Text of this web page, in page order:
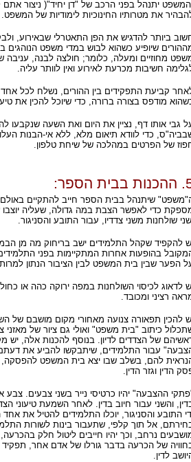
יתנהל בפני הרכב של "דן יחיד"( ניצור
את מטרותיו החינוכיות לימודיות של המשפט.
ביותר להדגיש את הפן התאטרלי שבאירוע,
שיופיע כשהוא לבוש במדי משפט הנוהגים
מחוזיים ומעלה, כלומר; חולצה לבנה, עניבה
חשיבות מכרעת לאירוע ואין לוותר עליה.
קביעת התפקידים בין ההורים, נשלח לכל
מודפס בצורה ברורה, כדי שיוכל להכין את
גבי אותו דף, נציין את היום ואת השעה שנקבעו
כדי לוודא תיאום מלא, ללא אי-הבנות
של הפרטים במהלכה של שיחת טלפון.
הספר:
שיתנהל בבית הספר חייב להתקיים באולם
כדי לאפשר הצבת במה גדולה, שעליה יוצבו
שולחנות משני צדדיו, עבור התובע והסניגור.
להקפיד שקהל התלמידים ישב בריחוק מה מן
בהופעות אחרות המתקיימות בפני
הפער שבין בית המשפט לבין הציבור הנתון
לדאוג לכיסוי השולחנות במפה ירוקה כהה או
רציני ומכובד.
להכין תפאורה צנועה מאחורי מקום מושבם של
כיתוב "בית משפט" ואולי גם ציור של מאזני
של הצדדים לדיון. בנוסף להכנות אלה, יש
עבור התלמידים, שיתבקשו להביע את
להם, בשלב שבו יצא בית המשפט
הדין וגזר הדין.
ההצבעה" יהיו כרטיסי נייר בשני צבעים. צבע
והשני עבור חיוב בדין. לאחר השמעת טיעוני
התובע והסניגור, יוכלו התלמידים להטיל את
אל תוך קלפי, שתעבור בינות לשורות
נרחב, וכך יהיו חייבים ליטול חלק
של הכרעה בדבר גורלו של אדם אחר,
לדין.